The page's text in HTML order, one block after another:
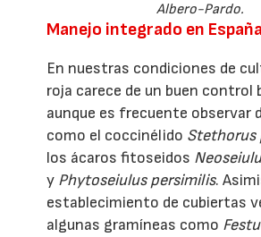
Albero-Pardo.
Manejo integrado en España
En nuestras condiciones de
roja carece de un buen control
aunque es frecuente observar
como el coccinélido
los ácaros fitoseidos
y Phytoseiulus persimilis.
establecimiento de cubiertas
algunas gramíneas como